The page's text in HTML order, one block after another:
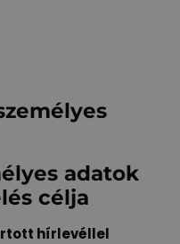
adatok
célja
hírlevéllel